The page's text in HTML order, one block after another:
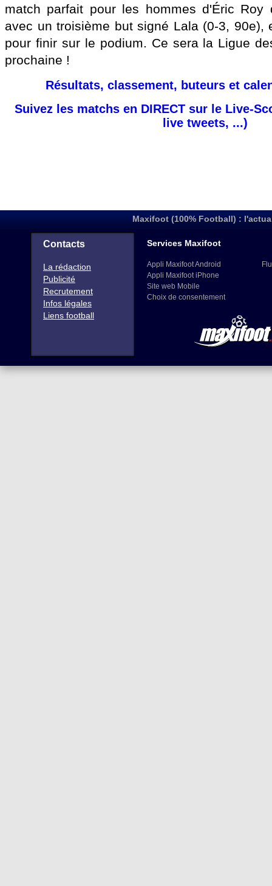
match parfait pour les hommes d'Éric Roy
avec un troisième but signé Lala (0-3, 90e),
pour finir sur le podium. Ce sera la Ligue
prochaine !
Résultats, classement, buteurs et
Suivez les matchs en DIRECT sur le Live-
live tweets, ...)
Maxifoot (100% Football) :
Contacts
La rédaction
Publicité
Recrutement
Infos légales
Liens football
Services Maxifoot
Appli Maxifoot Android
Appli Maxifoot iPhone
Site web Mobile
Choix de consentement